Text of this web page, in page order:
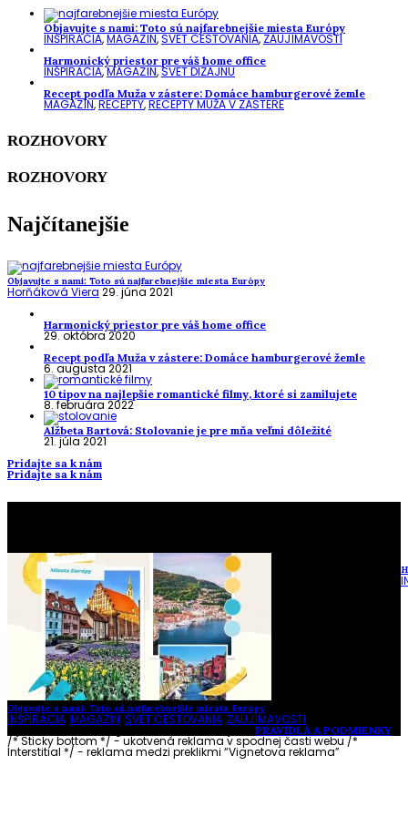
Objavujte s nami: Toto sú najfarebnejšie miesta Európy
INŠPIRÁCIA,MAGAZÍN,SVET CESTOVANIA,ZAUJÍMAVOSTI
Harmonický priestor pre váš home office
INŠPIRÁCIA,MAGAZÍN,SVET DIZAJNU
Recept podľa Muža v zástere: Domáce hamburgerové žemle
MAGAZÍN,RECEPTY,RECEPTY MUŽA V ZÁSTERE
ROZHOVORY
ROZHOVORY
Najčítanejšie
Objavujte s nami: Toto sú najfarebnejšie miesta Európy
Horňáková Viera 29. júna 2021
Harmonický priestor pre váš home office
29. októbra 2020
Recept podľa Muža v zástere: Domáce hamburgerové žemle
6. augusta 2021
10 tipov na najlepšie romantické filmy, ktoré si zamilujete
8. februára 2022
Alžbeta Bartová: Stolovanie je pre mňa veľmi dôležité
21. júla 2021
Pridajte sa k nám
Pridajte sa k nám
Objavujte s nami: Toto sú najfarebnejšie miesta Európy
INŠPIRÁCIA MAGAZÍN SVET CESTOVANIA ZAUJÍMAVOSTI
PRAVIDLÁ A PODMIENKY
/* Sticky bottom */ - ukotvená reklama v spodnej časti webu/*
Interstitial */ - reklama medzi preklikmi “Vignetova reklama”